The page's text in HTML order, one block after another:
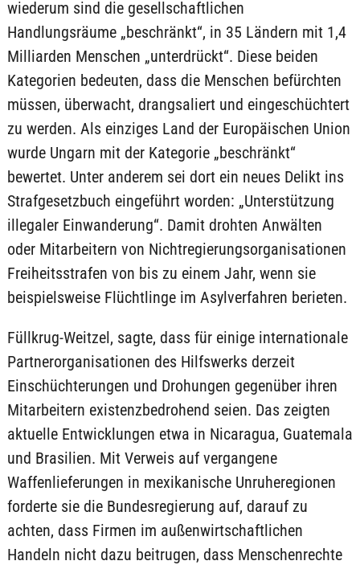
wiederum sind die gesellschaftlichen
Handlungsräume „beschränkt“, in 35 Ländern mit 1,4
Milliarden Menschen „unterdrückt“. Diese beiden
Kategorien bedeuten, dass die Menschen befürchten
müssen, überwacht, drangsaliert und eingeschüchtert
zu werden. Als einziges Land der Europäischen Union
wurde Ungarn mit der Kategorie „beschränkt“
bewertet. Unter anderem sei dort ein neues Delikt ins
Strafgesetzbuch eingeführt worden: „Unterstützung
illegaler Einwanderung“. Damit drohten Anwälten
oder Mitarbeitern von Nichtregierungsorganisationen
Freiheitsstrafen von bis zu einem Jahr, wenn sie
beispielsweise Flüchtlinge im Asylverfahren berieten.
Füllkrug-Weitzel, sagte, dass für einige internationale
Partnerorganisationen des Hilfswerks derzeit
Einschüchterungen und Drohungen gegenüber ihren
Mitarbeitern existenzbedrohend seien. Das zeigten
aktuelle Entwicklungen etwa in Nicaragua, Guatemala
und Brasilien. Mit Verweis auf vergangene
Waffenlieferungen in mexikanische Unruheregionen
forderte sie die Bundesregierung auf, darauf zu
achten, dass Firmen im außenwirtschaftlichen
Handeln nicht dazu beitrugen, dass Menschenrechte